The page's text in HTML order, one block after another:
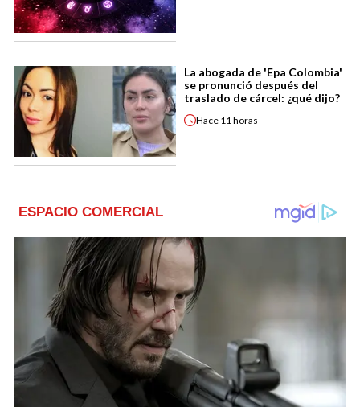
La abogada de 'Epa Colombia'
se pronunció después del
traslado de cárcel: ¿qué dijo?
Hace 11 horas